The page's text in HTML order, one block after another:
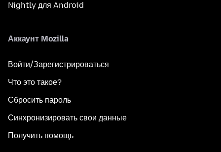
Nightly для Android
Аккаунт Mozilla
Войти/Зарегистрироваться
Что это такое?
Сбросить пароль
Синхронизировать свои данные
Получить помощь